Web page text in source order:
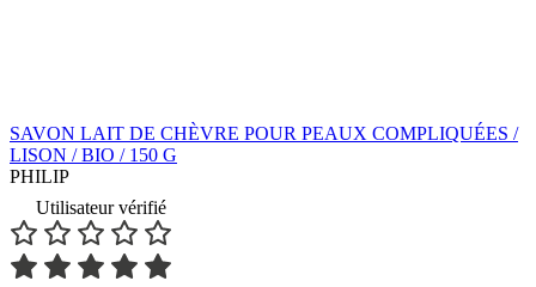
SAVON LAIT DE CHÈVRE POUR PEAUX COMPLIQUÉES /
LISON / BIO / 150 G
PHILIP
Utilisateur vérifié